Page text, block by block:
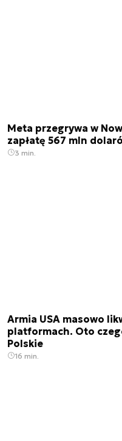
Meta przegrywa w
zapłatę 567 mln
3 min.
Armia USA masowo
platformach. Oto
Polskie
16 min.